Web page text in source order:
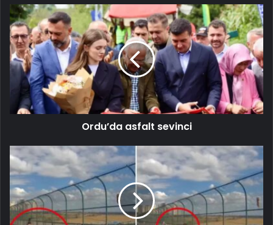
Ordu’da asfalt sevinci